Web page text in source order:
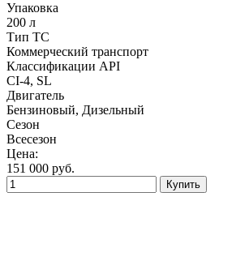
Упаковка
200 л
Тип ТС
Коммерческий транспорт
Классификации API
CI-4, SL
Двигатель
Бензиновый, Дизельный
Сезон
Всесезон
Цена:
151 000 руб.
Купить